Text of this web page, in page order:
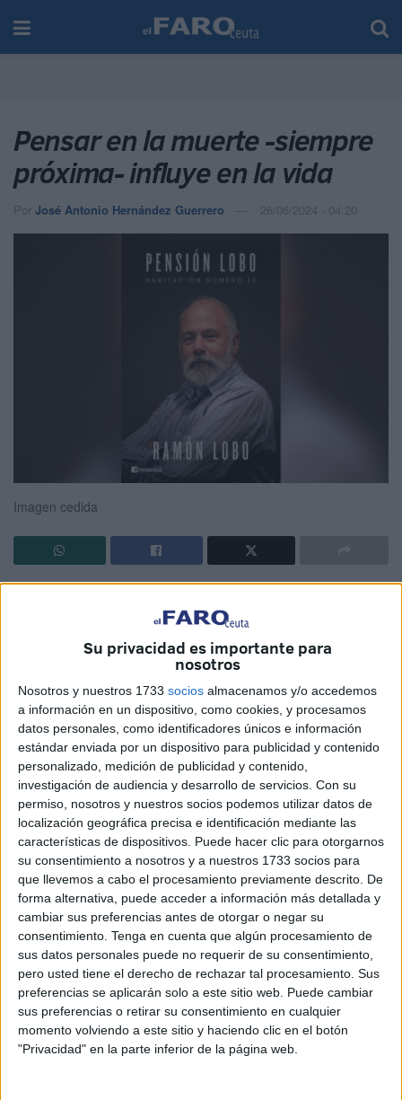
Su privacidad es importante para
nosotros
Nosotros y nuestros 1733 socios almacenamos y/o accedemos
a información en un dispositivo, como cookies, y procesamos
datos personales, como identificadores únicos e información
estándar enviada por un dispositivo para publicidad y contenido
personalizado, medición de publicidad y contenido,
investigación de audiencia y desarrollo de servicios. Con su
permiso, nosotros y nuestros socios podemos utilizar datos de
localización geográfica precisa e identificación mediante las
características de dispositivos. Puede hacer clic para otorgarnos
su consentimiento a nosotros y a nuestros 1733 socios para
que llevemos a cabo el procesamiento previamente descrito. De
forma alternativa, puede acceder a información más detallada y
cambiar sus preferencias antes de otorgar o negar su
consentimiento. Tenga en cuenta que algún procesamiento de
sus datos personales puede no requerir de su consentimiento,
pero usted tiene el derecho de rechazar tal procesamiento. Sus
preferencias se aplicarán solo a este sitio web. Puede cambiar
sus preferencias o retirar su consentimiento en cualquier
momento volviendo a este sitio y haciendo clic en el botón
"Privacidad" en la parte inferior de la página web.
Pensar en la muerte -siempre
próxima- influye en la vida
Por José Antonio Hernández Guerrero 26/06/2024 - 04:20
Imagen cedida
previsible de la vida impregna de manera no siempre
consciente todos nuestros pensamientos y todas nuestras
actividades. Su interpretación ha sido diferente a lo largo
de la historia humana en las distintas culturas y religiones.
Sus visiones lejanas o próximas, propias o ajenas,
razonadas o insensatas pueden determinar que los
comprensibles sufrimientos que conllevan sean
suavizados por una oportuna preparación y por una
correcta ayuda o agravados por una inadecuada
educación: igual que la zigzagueante ruta de la vida, el
trance de la muerte puede ser bueno, malo y horroroso.
En esta obra Ramón Lobo, periodista, escritor y
corresponsal de guerra que nos ha informado de conflictos
bélicos en África, Los Balcanes, Oriente Próximo y Asia,
nos relata con claridad, con serenidad y hasta con cierto
agrado sus sensaciones, sus emociones y sus reflexiones
sobre su propia muerte, un hecho que, tras los
diagnósticos de dos cánceres terminales, él ya sabía que
sería muy próximo.